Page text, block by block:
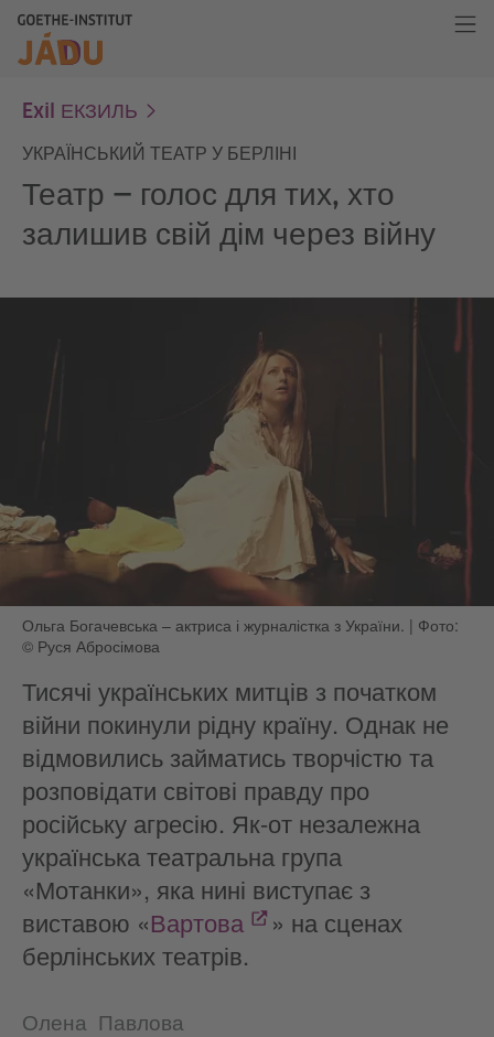
Exil ЕКЗИЛЬ
УКРАЇНСЬКИЙ ТЕАТР У БЕРЛІНІ
Театр — голос для тих, хто
залишив свій дім через війну
Ольга Богачевська – актриса і журналістка з України. | Фото:
© Руся Абросімова
Тисячі українських митців з початком
війни покинули рідну країну. Однак не
відмовились займатись творчістю та
розповідати світові правду про
російську агресію. Як-от незалежна
українська театральна група
«Мотанки», яка нині виступає з
виставою «Вартова
» на сценах
берлінських театрів.
Олена Павлова